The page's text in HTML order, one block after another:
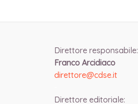
Direttore responsabile:
Franco Arcidiaco
direttore@cdse.it
Direttore editoriale: